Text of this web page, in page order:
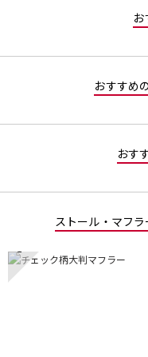
お
おすすめ
おす
ストール・マフ
1